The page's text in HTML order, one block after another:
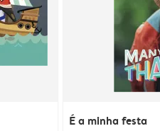
É a minha festa